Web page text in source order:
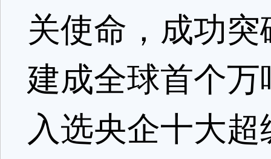
关使命，成功
建成全球首个
入选央企十大